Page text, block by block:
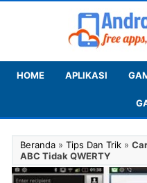
HOME APLIKASI
Beranda» Tips Dan Trik»
ABC Tidak QWERTY